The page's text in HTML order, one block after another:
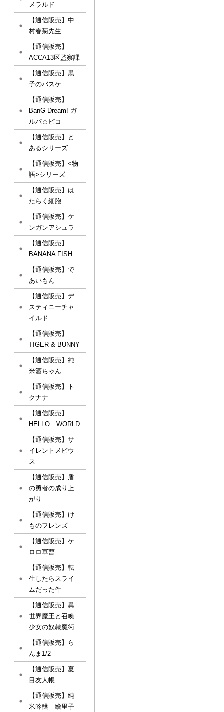
メラルド
【通信販売】中
村春菊先生
【通信販売】
ACCA13区監察課
【通信販売】黒
子のバスケ
【通信販売】
BanG Dream! ガ
ルパ☆ピコ
【通信販売】と
あるシリーズ
【通信販売】<物
語>シリーズ
【通信販売】は
たらく細胞
【通信販売】ケ
ンガンアシュラ
【通信販売】
BANANA FISH
【通信販売】で
あいもん
【通信販売】デ
スティニーチャ
イルド
【通信販売】
TIGER & BUNNY
【通信販売】純
米酒ちゃん
【通信販売】ト
クナナ
【通信販売】
HELLO WORLD
【通信販売】サ
イレントメビウ
ス
【通信販売】盾
の勇者の成り上
がり
【通信販売】け
ものフレンズ
【通信販売】ケ
ロロ軍曹
【通信販売】転
生したらスライ
ムだった件
【通信販売】異
世界魔王と召喚
少女の奴隷魔術
【通信販売】ら
んま1/2
【通信販売】夏
目友人帳
【通信販売】純
米吟醸 繪里子